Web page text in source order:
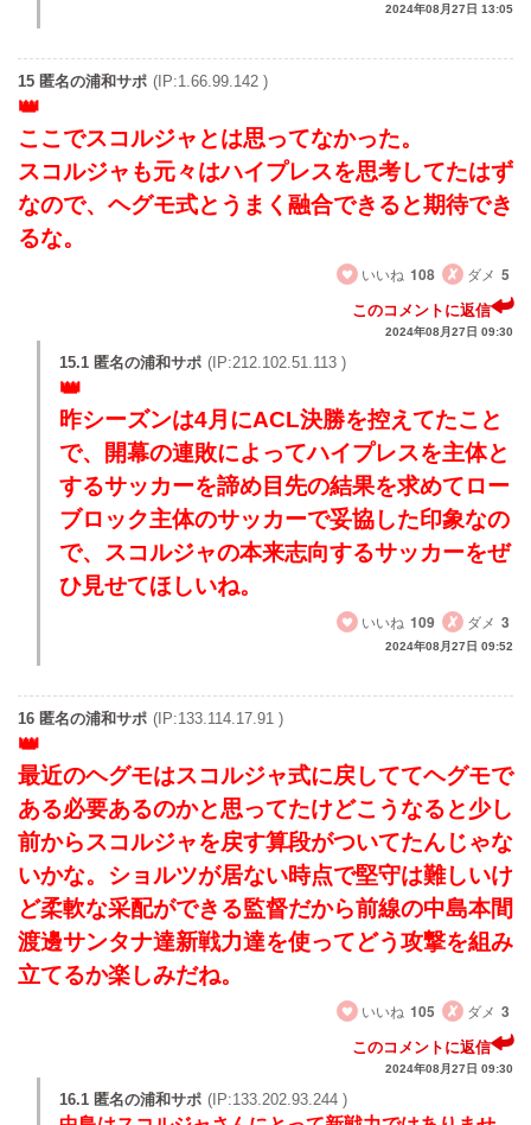
2024年08月27日 13:05
15 匿名の浦和サポ (IP:1.66.99.142 )
ここでスコルジャとは思ってなかった。
スコルジャも元々はハイプレスを思考してたはず
なので、ヘグモ式とうまく融合できると期待でき
るな。
いいね 108 ダメ 5
このコメントに返信
2024年08月27日 09:30
15.1 匿名の浦和サポ (IP:212.102.51.113 )
昨シーズンは4月にACL決勝を控えてたこと
で、開幕の連敗によってハイプレスを主体と
するサッカーを諦め目先の結果を求めてロー
ブロック主体のサッカーで妥協した印象なの
で、スコルジャの本来志向するサッカーをぜ
ひ見せてほしいね。
いいね 109 ダメ 3
2024年08月27日 09:52
16 匿名の浦和サポ (IP:133.114.17.91 )
最近のヘグモはスコルジャ式に戻しててヘグモで
ある必要あるのかと思ってたけどこうなると少し
前からスコルジャを戻す算段がついてたんじゃな
いかな。ショルツが居ない時点で堅守は難しいけ
ど柔軟な采配ができる監督だから前線の中島本間
渡邊サンタナ達新戦力達を使ってどう攻撃を組み
立てるか楽しみだね。
いいね 105 ダメ 3
このコメントに返信
2024年08月27日 09:30
16.1 匿名の浦和サポ (IP:133.202.93.244 )